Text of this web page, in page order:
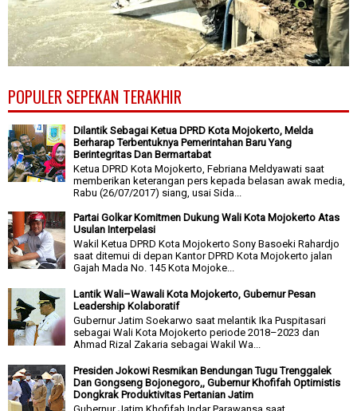
POPULER SEPEKAN TERAKHIR
Dilantik Sebagai Ketua DPRD Kota Mojokerto, Melda
Berharap Terbentuknya Pemerintahan Baru Yang
Berintegritas Dan Bermartabat
Ketua DPRD Kota Mojokerto, Febriana Meldyawati saat
memberikan keterangan pers kepada belasan awak media,
Rabu (26/07/2017) siang, usai Sida...
Partai Golkar Komitmen Dukung Wali Kota Mojokerto Atas
Usulan Interpelasi
Wakil Ketua DPRD Kota Mojokerto Sony Basoeki Rahardjo
saat ditemui di depan Kantor DPRD Kota Mojokerto jalan
Gajah Mada No. 145 Kota Mojoke...
Lantik Wali–Wawali Kota Mojokerto, Gubernur Pesan
Leadership Kolaboratif
Gubernur Jatim Soekarwo saat melantik Ika Puspitasari
sebagai Wali Kota Mojokerto periode 2018–2023 dan
Ahmad Rizal Zakaria sebagai Wakil Wa...
Presiden Jokowi Resmikan Bendungan Tugu Trenggalek
Dan Gongseng Bojonegoro,, Gubernur Khofifah Optimistis
Dongkrak Produktivitas Pertanian Jatim